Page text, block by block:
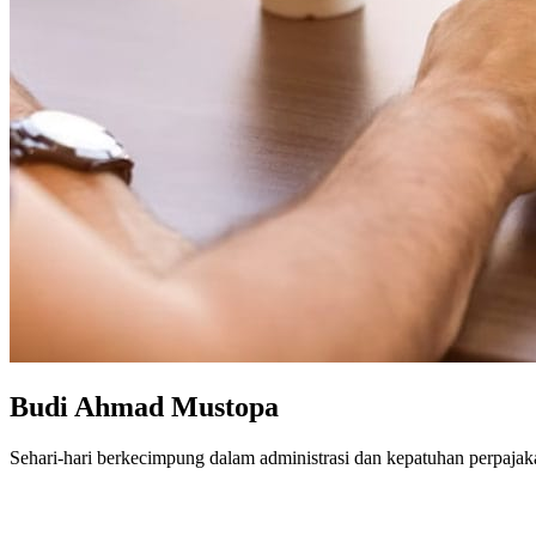
Budi Ahmad Mustopa
Sehari-hari berkecimpung dalam administrasi dan kepatuhan